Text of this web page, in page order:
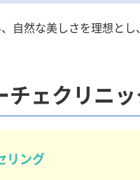
自然な美しさを理想と
チェクリニ
リング